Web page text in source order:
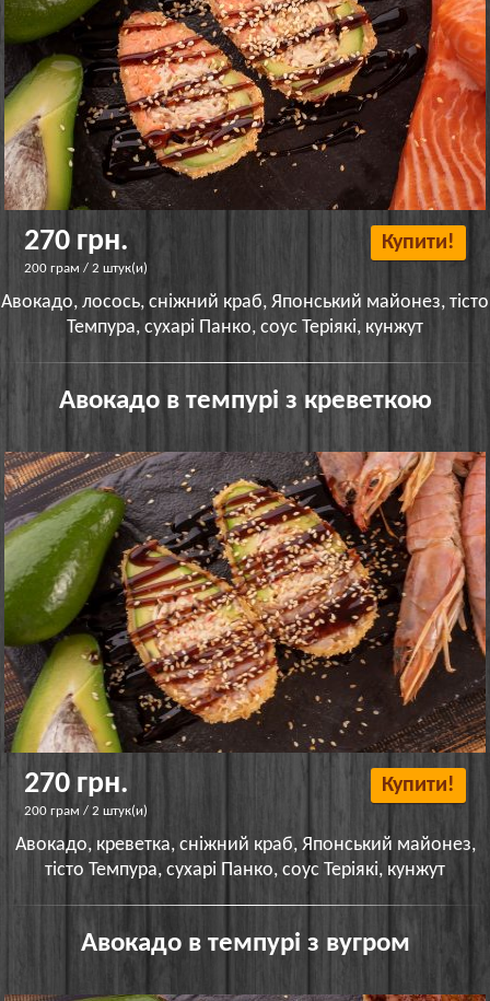
270 грн.
200 грам / 2 штук(и)
Купити!
Авокадо, лосось, сніжний краб, Японський майонез, тісто
Темпура, сухарі Панко, соус Теріякі, кунжут
Авокадо в темпурі з креветкою
270 грн.
200 грам / 2 штук(и)
Купити!
Авокадо, креветка, сніжний краб, Японський майонез,
тісто Темпура, сухарі Панко, соус Теріякі, кунжут
Авокадо в темпурі з вугром